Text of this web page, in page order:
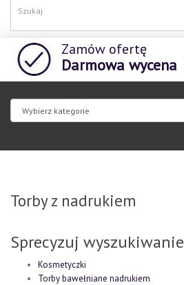
Zamów ofertę
Darmowa wycena
Torby z nadrukiem
Sprecyzuj wyszukiwanie
Kosmetyczki
Torby bawełniane nadrukiem